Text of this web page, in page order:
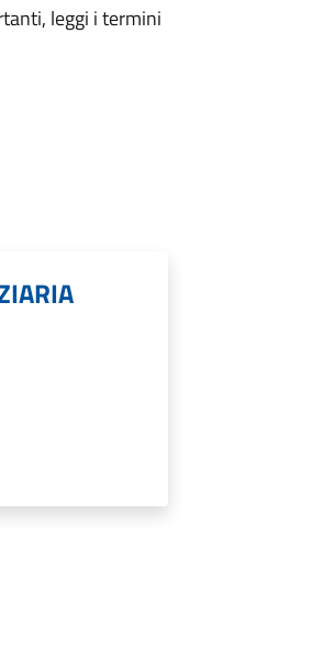
leggi i termini